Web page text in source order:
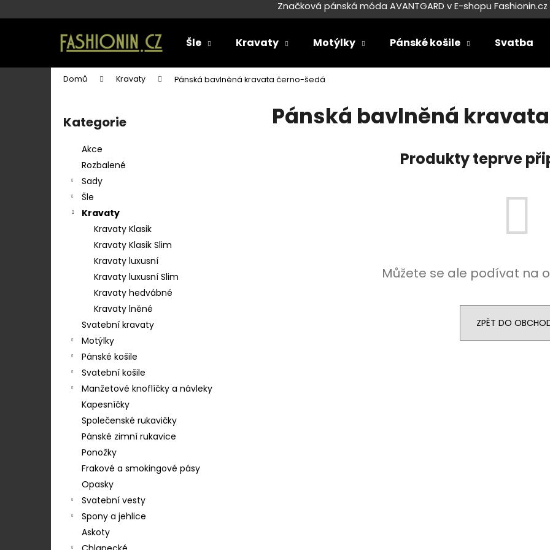
Značková pánská móda AVANTGARD v E-shopu Fashionin.cz
Šle Kravaty Motýlky Pánské košile Svatba
Domů Kravaty Pánská bavlněná kravata černo-šedá
Přeskočit
kategorie
Kategorie
Akce
Rozbalené
Sady
Šle
Kravaty
Kravaty Klasik
Kravaty Klasik Slim
Kravaty luxusní
Kravaty luxusní Slim
Kravaty hedvábné
Kravaty lněné
Svatební kravaty
Motýlky
Pánské košile
Svatební košile
Manžetové knoflíčky a návleky
Kapesníčky
Společenské rukavičky
Pánské zimní rukavice
Ponožky
Frakové a smokingové pásy
Opasky
Svatební vesty
Spony a jehlice
Askoty
Pánská bavlněná
Produkty teprve
Můžete se ale podívat na
ZPĚT DO
o
k
obchodu
obchodu
Co potřebujete najít?
HLEDAT
Doporučujeme
KAPESNÍČEK DO SAKA LUX LILA / FIALOVÁ
583-22439
199 Kč
SET LÁTKOVÉ ŠLE Y S KOŽENÝM
STŘEDEM A ZAPÍNÁNÍM NA KLIPY - 35
SET LÁTKOVÉ
STŘEDEM A